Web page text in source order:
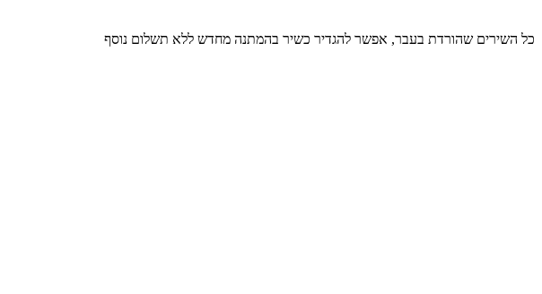
כל השירים שהורדת בעבר, אפשר להגדיר כשיר בהמתנה מחדש ללא תשלום נוסף